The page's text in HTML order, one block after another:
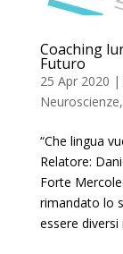
Coaching
Futuro
25 Apr 2020 |
Neuroscienze,
“Che lingua
Relatore:
Forte
rimandato lo
essere